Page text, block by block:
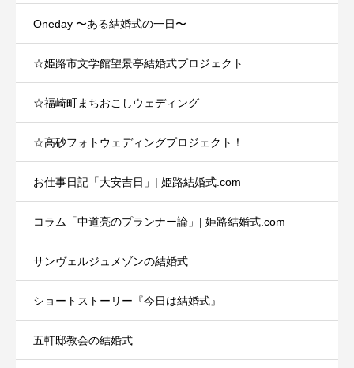
Oneday 〜ある結婚式の一日〜
☆姫路市文学館望景亭結婚式プロジェクト
☆福崎町まちおこしウェディング
☆高砂フォトウェディングプロジェクト！
お仕事日記「大安吉日」| 姫路結婚式.com
コラム「中道亮のプランナー論」| 姫路結婚式.com
サンヴェルジュメゾンの結婚式
ショートストーリー『今日は結婚式』
五軒邸教会の結婚式